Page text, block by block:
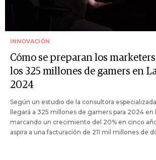
INNOVACIÓN
Cómo se preparan los
los 325 millones de gamers en
2024
Según un estudio de la consultora
llegará a 325 millones de gamers para 2024 en
marcando un crecimiento del 20% en cinco
aspira a una facturación de 211 mil millones de